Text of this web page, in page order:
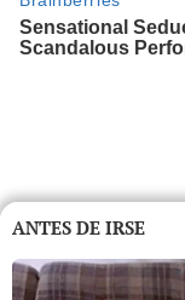
ANTES DE IRSE